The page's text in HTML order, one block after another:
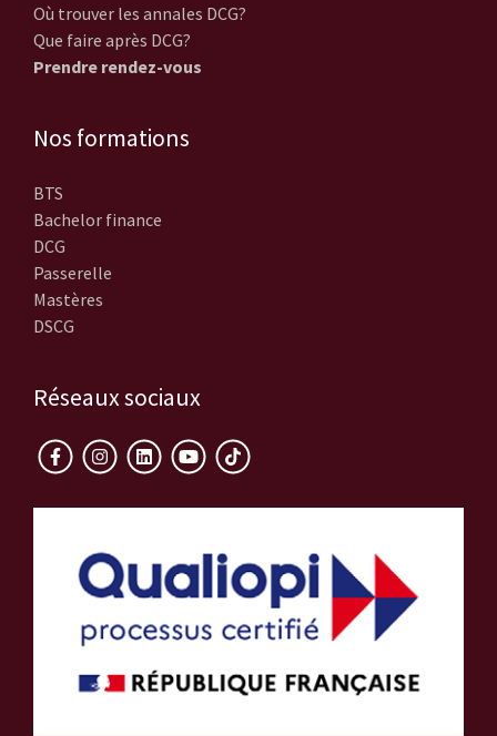
Où trouver les annales DCG?
Que faire après DCG?
Prendre rendez-vous
Nos formations
BTS
Bachelor finance
DCG
Passerelle
Mastères
DSCG
Réseaux sociaux